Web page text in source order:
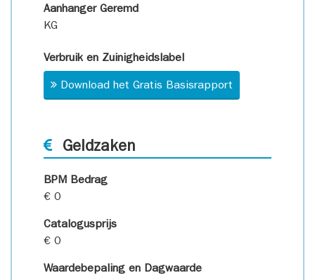
Aanhanger Geremd
KG
Verbruik en Zuinigheidslabel
Download het Gratis Basisrapport
Geldzaken
BPM Bedrag
€ 0
Catalogusprijs
€ 0
Waardebepaling en Dagwaarde